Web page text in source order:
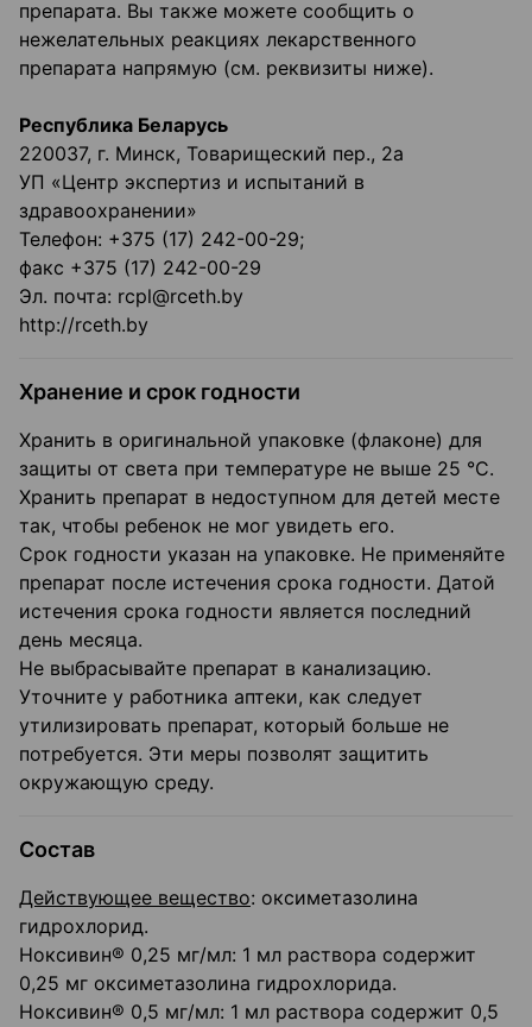
препарата. Вы также можете сообщить о
нежелательных реакциях лекарственного
препарата напрямую (см. реквизиты ниже).
Республика Беларусь
220037, г. Минск, Товарищеский пер., 2а
УП «Центр экспертиз и испытаний в
здравоохранении»
Телефон: +375 (17) 242-00-29;
факс +375 (17) 242-00-29
Эл. почта: rcpl@rceth.by
http://rceth.by
Хранение и срок годности
Хранить в оригинальной упаковке (флаконе) для
защиты от света при температуре не выше 25 °С.
Хранить препарат в недоступном для детей месте
так, чтобы ребенок не мог увидеть его.
Срок годности указан на упаковке. Не применяйте
препарат после истечения срока годности. Датой
истечения срока годности является последний
день месяца.
Не выбрасывайте препарат в канализацию.
Уточните у работника аптеки, как следует
утилизировать препарат, который больше не
потребуется. Эти меры позволят защитить
окружающую среду.
Состав
Действующее вещество: оксиметазолина
гидрохлорид.
Ноксивин® 0,25 мг/мл: 1 мл раствора содержит
0,25 мг оксиметазолина гидрохлорида.
Ноксивин® 0,5 мг/мл: 1 мл раствора содержит 0,5